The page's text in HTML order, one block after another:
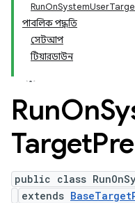
পাবলিক পদ্ধতি
সেটআপ
টিয়ারডাউন
RunOn
Target
public class
extends